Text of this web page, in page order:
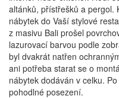
altánků, přístřešků a pergol.
nábytek do Vaší stylové
z masivu Bali prošel
lazurovací barvou podle
byl dvakrát natřen
ani potřeba starat se o
nábytek dodáván v celku.
pohodlné posezení.